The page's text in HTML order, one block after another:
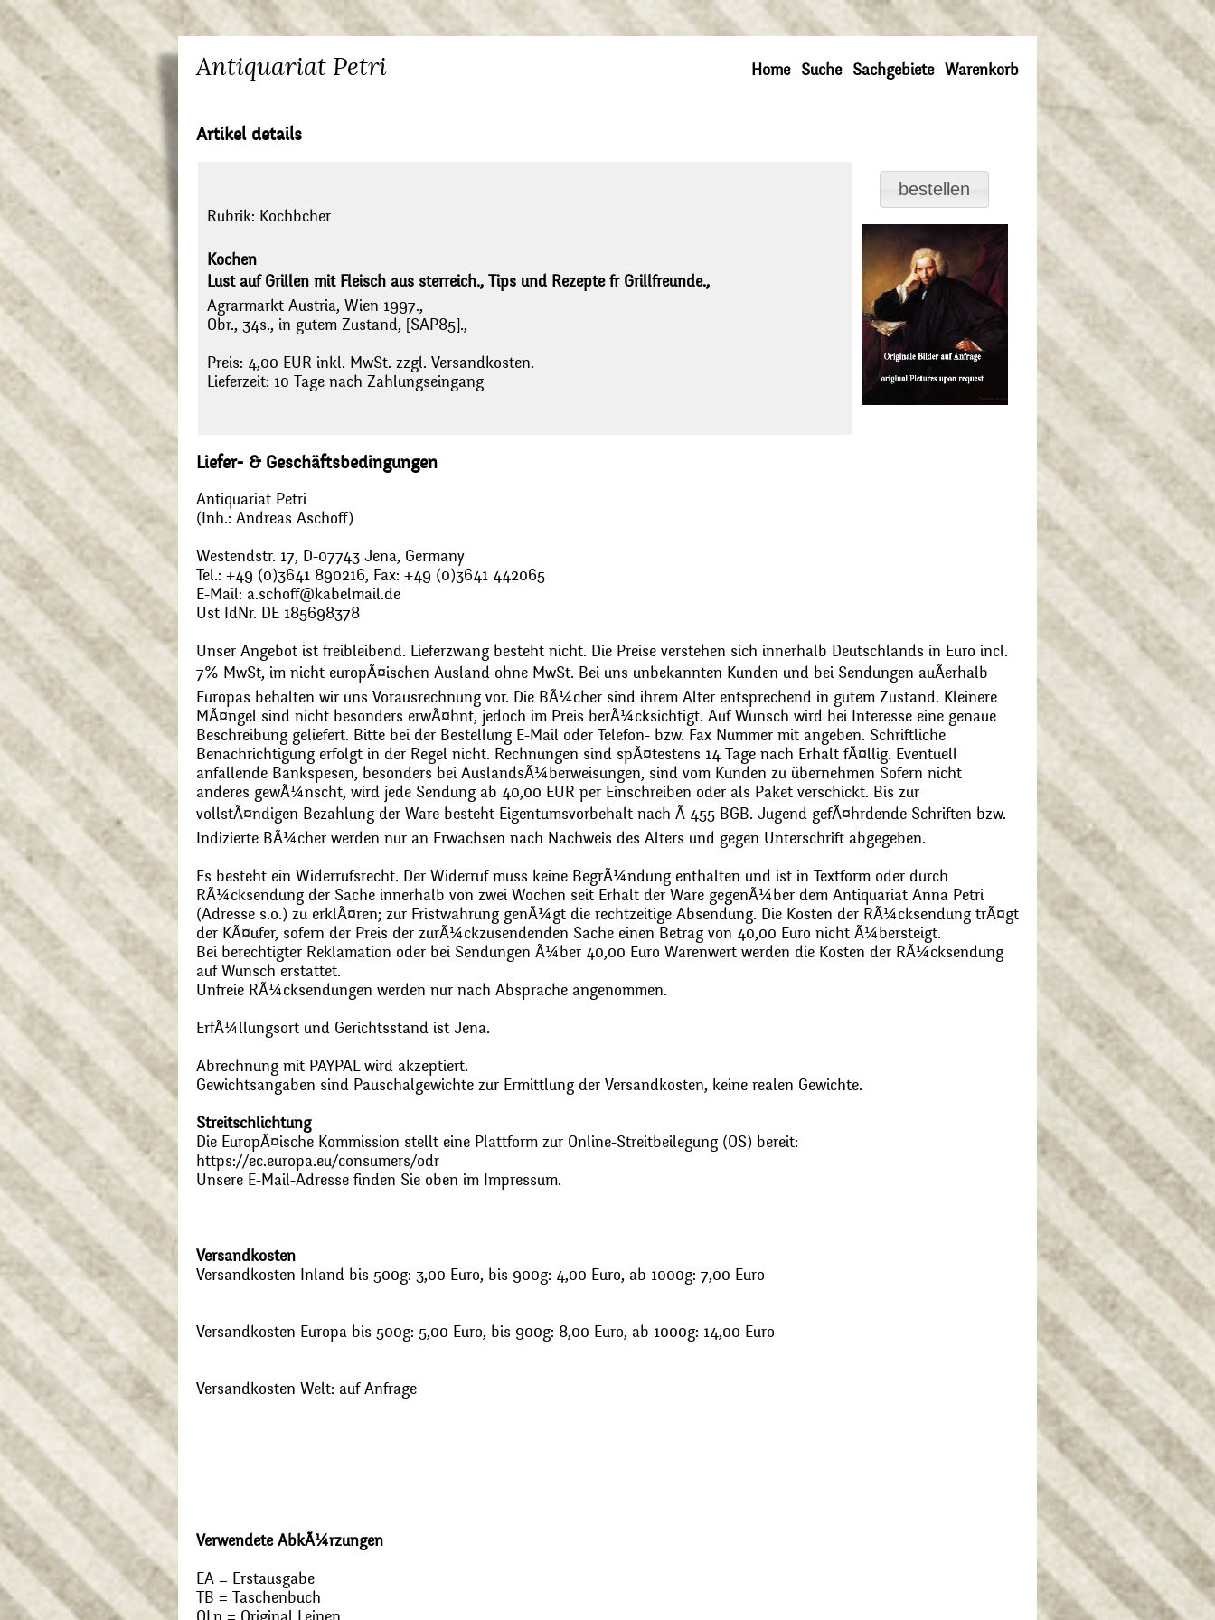
Antiquariat Petri Home Suche Sachgebiete Warenkorb
Artikel details
Rubrik: Kochbcher
Kochen
Lust auf Grillen mit Fleisch aus sterreich., Tips und Rezepte fr Grillfreunde.,
Agrarmarkt Austria, Wien 1997.,
Obr., 34s., in gutem Zustand, [SAP85].,
Preis: 4,00 EUR inkl. MwSt. zzgl. Versandkosten.
Lieferzeit: 10 Tage nach Zahlungseingang
Liefer- & Geschäftsbedingungen
Antiquariat Petri
(Inh.: Andreas Aschoff)
Westendstr. 17, D-07743 Jena, Germany
Tel.: +49 (0)3641 890216, Fax: +49 (0)3641 442065
E-Mail: a.schoff@kabelmail.de
Ust IdNr. DE 185698378
Unser Angebot ist freibleibend. Lieferzwang besteht nicht. Die Preise verstehen sich innerhalb Deutschlands in Euro incl.
7% MwSt, im nicht europÃ¤ischen Ausland ohne MwSt. Bei uns unbekannten Kunden und bei Sendungen auÃerhalb
Europas behalten wir uns Vorausrechnung vor. Die BÃ¼cher sind ihrem Alter entsprechend in gutem Zustand. Kleinere
MÃ¤ngel sind nicht besonders erwÃ¤hnt, jedoch im Preis berÃ¼cksichtigt. Auf Wunsch wird bei Interesse eine genaue
Beschreibung geliefert. Bitte bei der Bestellung E-Mail oder Telefon- bzw. Fax Nummer mit angeben. Schriftliche
Benachrichtigung erfolgt in der Regel nicht. Rechnungen sind spÃ¤testens 14 Tage nach Erhalt fÃ¤llig. Eventuell
anfallende Bankspesen, besonders bei AuslandsÃ¼berweisungen, sind vom Kunden zu übernehmen Sofern nicht
anderes gewÃ¼nscht, wird jede Sendung ab 40,00 EUR per Einschreiben oder als Paket verschickt. Bis zur
vollstÃ¤ndigen Bezahlung der Ware besteht Eigentumsvorbehalt nach Ã 455 BGB. Jugend gefÃ¤hrdende Schriften bzw.
Indizierte BÃ¼cher werden nur an Erwachsen nach Nachweis des Alters und gegen Unterschrift abgegeben.
Es besteht ein Widerrufsrecht. Der Widerruf muss keine BegrÃ¼ndung enthalten und ist in Textform oder durch
RÃ¼cksendung der Sache innerhalb von zwei Wochen seit Erhalt der Ware gegenÃ¼ber dem Antiquariat Anna Petri
(Adresse s.o.) zu erklÃ¤ren; zur Fristwahrung genÃ¼gt die rechtzeitige Absendung. Die Kosten der RÃ¼cksendung trÃ¤gt
der KÃ¤ufer, sofern der Preis der zurÃ¼ckzusendenden Sache einen Betrag von 40,00 Euro nicht Ã¼bersteigt.
Bei berechtigter Reklamation oder bei Sendungen Ã¼ber 40,00 Euro Warenwert werden die Kosten der RÃ¼cksendung
auf Wunsch erstattet.
Unfreie RÃ¼cksendungen werden nur nach Absprache angenommen.
ErfÃ¼llungsort und Gerichtsstand ist Jena.
Abrechnung mit PAYPAL wird akzeptiert.
Gewichtsangaben sind Pauschalgewichte zur Ermittlung der Versandkosten, keine realen Gewichte.
Streitschlichtung
Die EuropÃ¤ische Kommission stellt eine Plattform zur Online-Streitbeilegung (OS) bereit:
https://ec.europa.eu/consumers/odr
Unsere E-Mail-Adresse finden Sie oben im Impressum.
Versandkosten
Versandkosten Inland bis 500g: 3,00 Euro, bis 900g: 4,00 Euro, ab 1000g: 7,00 Euro
Versandkosten Europa bis 500g: 5,00 Euro, bis 900g: 8,00 Euro, ab 1000g: 14,00 Euro
Versandkosten Welt: auf Anfrage
Verwendete AbkÃ¼rzungen
EA = Erstausgabe
TB = Taschenbuch